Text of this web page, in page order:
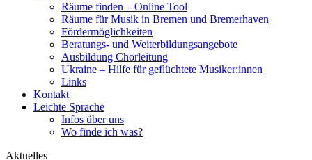
Räume finden – Online Tool
Räume für Musik in Bremen und Bremerhaven
Fördermöglichkeiten
Beratungs- und Weiterbildungsangebote
Ausbildung Chorleitung
Ukraine – Hilfe für geflüchtete Musiker:innen
Links
Kontakt
Leichte Sprache
Infos über uns
Wo finde ich was?
Aktuelles